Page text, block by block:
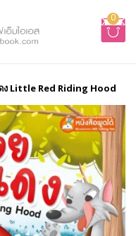
0
Little Red Riding Hood